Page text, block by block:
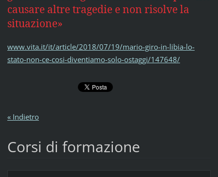
causare altre tragedie e non risolve la
situazione»
www.vita.it/it/article/2018/07/19/mario-giro-in-libia-lo-
stato-non-ce-cosi-diventiamo-solo-ostaggi/147648/
« Indietro
Corsi di formazione